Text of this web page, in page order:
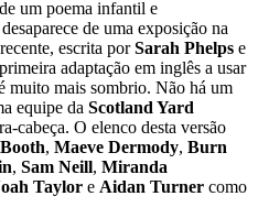
um poema infantil e
de uma exposição na
escrita porSarah Phelps e
adaptação em inglês a usar
muito mais sombrio. Não há um
equipe da Scotland Yard
cabeça. O elenco desta versão
, Maeve Dermody, Burn
, Sam Neill, Miranda
Taylor e Aidan Turner como